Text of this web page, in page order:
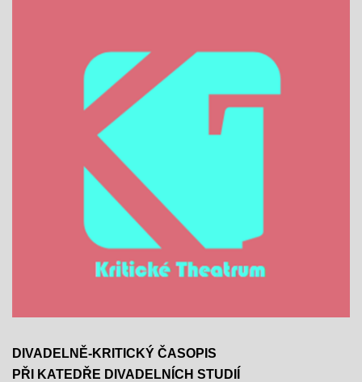
DIVADELNĚ-KRITICKÝ ČASOPIS
PŘI KATEDŘE DIVADELNÍCH STUDIÍ